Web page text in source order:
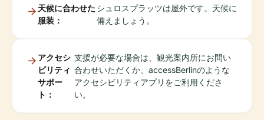
天候に合わせた
服装：
シュロスプラッツは屋外です。天候に
備えましょう。
アクセシ
ビリティ
サポー
ト：
支援が必要な場合は、観光案内所にお問い
合わせいただくか、accessBerlinのような
アクセシビリティアプリをご利用くださ
い。